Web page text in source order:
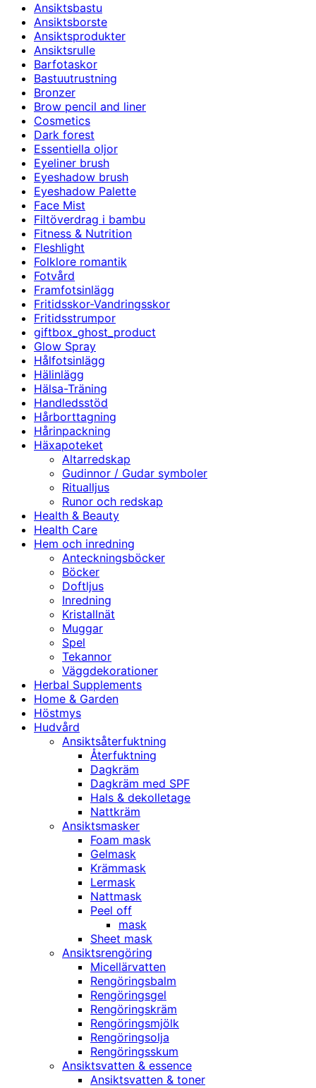
Ansiktsbastu
Ansiktsborste
Ansiktsprodukter
Ansiktsrulle
Barfotaskor
Bastuutrustning
Bronzer
Brow pencil and liner
Cosmetics
Dark forest
Essentiella oljor
Eyeliner brush
Eyeshadow brush
Eyeshadow Palette
Face Mist
Filtöverdrag i bambu
Fitness & Nutrition
Fleshlight
Folklore romantik
Fotvård
Framfotsinlägg
Fritidsskor-Vandringsskor
Fritidsstrumpor
giftbox_ghost_product
Glow Spray
Hålfotsinlägg
Hälinlägg
Hälsa-Träning
Handledsstöd
Hårborttagning
Hårinpackning
Häxapoteket
Altarredskap
Gudinnor / Gudar symboler
Ritualljus
Runor och redskap
Health & Beauty
Health Care
Hem och inredning
Anteckningsböcker
Böcker
Doftljus
Inredning
Kristallnät
Muggar
Spel
Tekannor
Väggdekorationer
Herbal Supplements
Home & Garden
Höstmys
Hudvård
Ansiktsåterfuktning
Återfuktning
Dagkräm
Dagkräm med SPF
Hals & dekolletage
Nattkräm
Ansiktsmasker
Foam mask
Gelmask
Krämmask
Lermask
Nattmask
Peel off
mask
Sheet mask
Ansiktsrengöring
Micellärvatten
Rengöringsbalm
Rengöringsgel
Rengöringskräm
Rengöringsmjölk
Rengöringsolja
Rengöringsskum
Ansiktsvatten & essence
Ansiktsvatten & toner